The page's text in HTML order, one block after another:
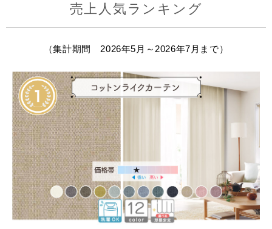
売上人気ランキング
（集計期間 2026年5月～2026年7月まで）